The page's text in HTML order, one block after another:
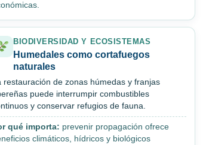
BIODIVERSIDAD Y ECOSISTEMAS
Humedales como cortafuegos
naturales
restauración de zonas húmedas y franjas
puede interrumpir combustibles
y conservar refugios de fauna.
qué importa: prevenir propagación ofrece
climáticos, hídricos y biológicos